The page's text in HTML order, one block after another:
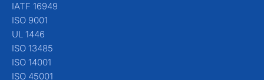
IATF 16949
ISO 9001
UL 1446
ISO 13485
ISO 14001
ISO 45001